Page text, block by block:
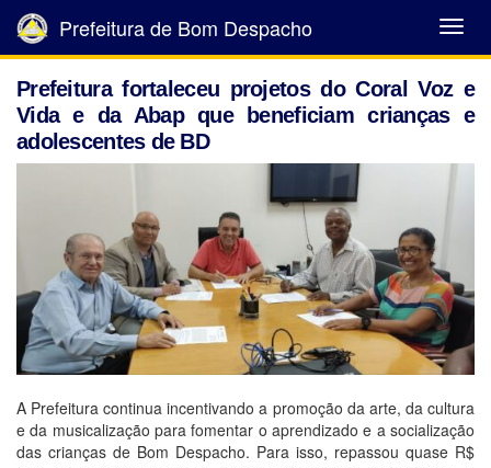
Abrir
Menu
Prefeitura de Bom Despacho
Prefeitura fortaleceu projetos do Coral Voz e
Vida e da Abap que beneficiam crianças e
adolescentes de BD
A Prefeitura continua incentivando a promoção da arte, da cultura
e da musicalização para fomentar o aprendizado e a socialização
das crianças de Bom Despacho. Para isso, repassou quase R$